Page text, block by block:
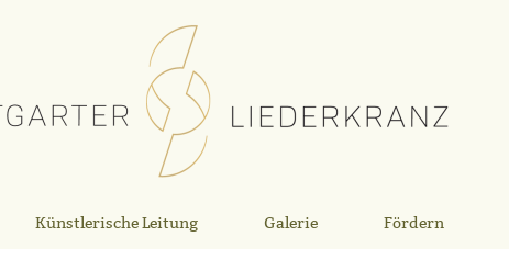
Künstlerische Leitung Galerie Fördern